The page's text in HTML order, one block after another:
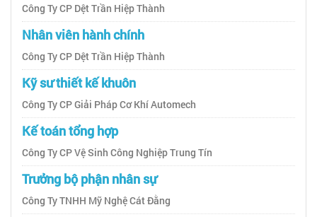
Công Ty CP Dệt Trần Hiệp Thành
Nhân viên hành chính
Công Ty CP Dệt Trần Hiệp Thành
Kỹ sư thiết kế khuôn
Công Ty CP Giải Pháp Cơ Khí Automech
Kế toán tổng hợp
Công Ty CP Vệ Sinh Công Nghiệp Trung Tín
Trưởng bộ phận nhân sự
Công Ty TNHH Mỹ Nghệ Cát Đằng